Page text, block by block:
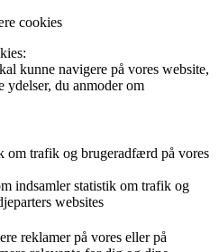
cookies
kunne navigere på vores website,
ydelser, du anmoder om
om trafik og brugeradfærd på vores
indsamler statistik om trafik og
websites
reklamer på vores eller på